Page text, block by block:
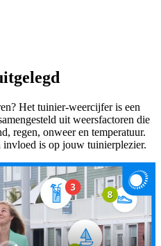
Het tuinier-weercijfer is een
uit weersfactoren die
regen, onweer en temperatuur.
invloed is op jouw tuinierplezier.